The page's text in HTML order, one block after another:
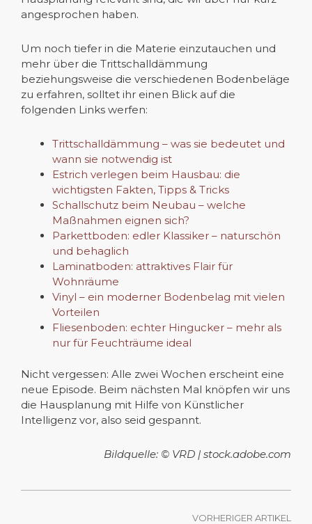
angesprochen haben.
Um noch tiefer in die Materie einzutauchen und
mehr über die Trittschalldämmung
beziehungsweise die verschiedenen Bodenbeläge
zu erfahren, solltet ihr einen Blick auf die
folgenden Links werfen:
Trittschalldämmung – was sie bedeutet und
wann sie notwendig ist
Estrich verlegen beim Hausbau: die
wichtigsten Fakten, Tipps & Tricks
Schallschutz beim Neubau – welche
Maßnahmen eignen sich?
Parkettboden: edler Klassiker – naturschön
und behaglich
Laminatboden: attraktives Flair für
Wohnräume
Vinyl – ein moderner Bodenbelag mit vielen
Vorteilen
Fliesenboden: echter Hingucker – mehr als
nur für Feuchträume ideal
Nicht vergessen: Alle zwei Wochen erscheint eine
neue Episode. Beim nächsten Mal knöpfen wir uns
die Hausplanung mit Hilfe von Künstlicher
Intelligenz vor, also seid gespannt.
Bildquelle: © VRD | stock.adobe.com
VORHERIGER ARTIKEL